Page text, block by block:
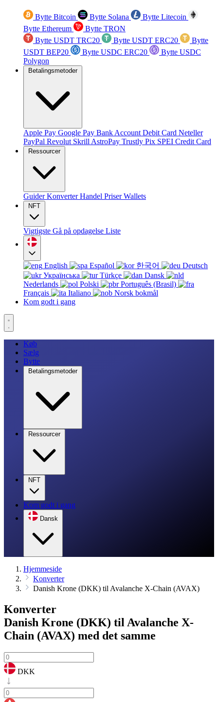
Bytte Bitcoin Bytte Solana
Bytte Litecoin
Bytte Ethereum
Bytte TRON
Bytte USDT TRC20
Bytte USDT ERC20
Bytte
USDT BEP20
Bytte USDC ERC20
Bytte USDC
Polygon
Betalingsmetoder
Apple Pay Google Pay Bank Account Debit Card Neteller
PayPal Revolut Skrill AstroPay Trustly Pix SPEI Credit Card
Ressourcer
GuiderKonverterHandel PriserWallets
NFT
Vigtigste Gå på opdagelse Liste
English Español 한국어
Deutsch
Українська
Türkçe
Dansk
Nederlands
Polski
Português (Brasil)
Français
Italiano
Norsk bokmål
Kom godt i gang
Køb
Sælg
Bytte
Betalingsmetoder
Ressourcer
NFT
Kom godt i gang
Dansk
Hjemmeside
Konverter
Danish Krone (DKK) til Avalanche X-Chain (AVAX)
Konverter
Danish Krone (DKK) til Avalanche X-
Chain (AVAX) med det samme
DKK